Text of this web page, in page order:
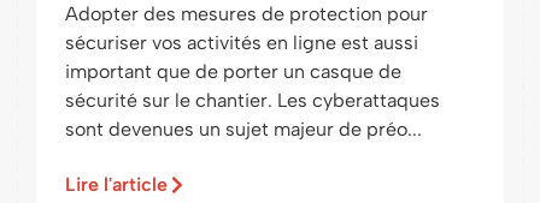
Adopter des mesures de protection pour
sécuriser vos activités en ligne est aussi
important que de porter un casque de
sécurité sur le chantier. Les cyberattaques
sont devenues un sujet majeur de préo...
Lire l'article